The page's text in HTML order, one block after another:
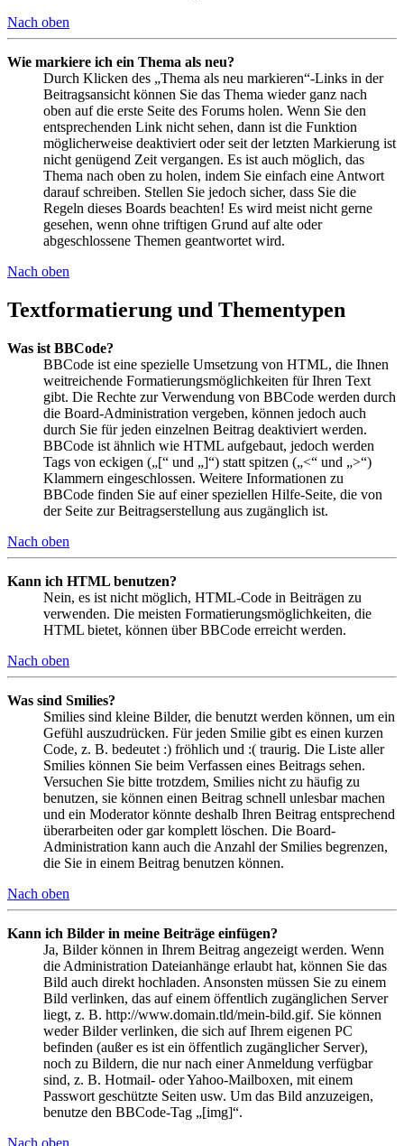
Nach oben
Wie markiere ich ein Thema als neu?
Durch Klicken des „Thema als neu markieren“-Links in der
Beitragsansicht können Sie das Thema wieder ganz nach
oben auf die erste Seite des Forums holen. Wenn Sie den
entsprechenden Link nicht sehen, dann ist die Funktion
möglicherweise deaktiviert oder seit der letzten Markierung ist
nicht genügend Zeit vergangen. Es ist auch möglich, das
Thema nach oben zu holen, indem Sie einfach eine Antwort
darauf schreiben. Stellen Sie jedoch sicher, dass Sie die
Regeln dieses Boards beachten! Es wird meist nicht gerne
gesehen, wenn ohne triftigen Grund auf alte oder
abgeschlossene Themen geantwortet wird.
Nach oben
Textformatierung und Thementypen
Was ist BBCode?
BBCode ist eine spezielle Umsetzung von HTML, die Ihnen
weitreichende Formatierungsmöglichkeiten für Ihren Text
gibt. Die Rechte zur Verwendung von BBCode werden durch
die Board-Administration vergeben, können jedoch auch
durch Sie für jeden einzelnen Beitrag deaktiviert werden.
BBCode ist ähnlich wie HTML aufgebaut, jedoch werden
Tags von eckigen („[“ und „]“) statt spitzen („<“ und „>“)
Klammern eingeschlossen. Weitere Informationen zu
BBCode finden Sie auf einer speziellen Hilfe-Seite, die von
der Seite zur Beitragserstellung aus zugänglich ist.
Nach oben
Kann ich HTML benutzen?
Nein, es ist nicht möglich, HTML-Code in Beiträgen zu
verwenden. Die meisten Formatierungsmöglichkeiten, die
HTML bietet, können über BBCode erreicht werden.
Nach oben
Was sind Smilies?
Smilies sind kleine Bilder, die benutzt werden können, um ein
Gefühl auszudrücken. Für jeden Smilie gibt es einen kurzen
Code, z. B. bedeutet :) fröhlich und :( traurig. Die Liste aller
Smilies können Sie beim Verfassen eines Beitrags sehen.
Versuchen Sie bitte trotzdem, Smilies nicht zu häufig zu
benutzen, sie können einen Beitrag schnell unlesbar machen
und ein Moderator könnte deshalb Ihren Beitrag entsprechend
überarbeiten oder gar komplett löschen. Die Board-
Administration kann auch die Anzahl der Smilies begrenzen,
die Sie in einem Beitrag benutzen können.
Nach oben
Kann ich Bilder in meine Beiträge einfügen?
Ja, Bilder können in Ihrem Beitrag angezeigt werden. Wenn
die Administration Dateianhänge erlaubt hat, können Sie das
Bild auch direkt hochladen. Ansonsten müssen Sie zu einem
Bild verlinken, das auf einem öffentlich zugänglichen Server
liegt, z. B. http://www.domain.tld/mein-bild.gif. Sie können
weder Bilder verlinken, die sich auf Ihrem eigenen PC
befinden (außer es ist ein öffentlich zugänglicher Server),
noch zu Bildern, die nur nach einer Anmeldung verfügbar
sind, z. B. Hotmail- oder Yahoo-Mailboxen, mit einem
Passwort geschützte Seiten usw. Um das Bild anzuzeigen,
benutze den BBCode-Tag „[img]“.
Nach oben